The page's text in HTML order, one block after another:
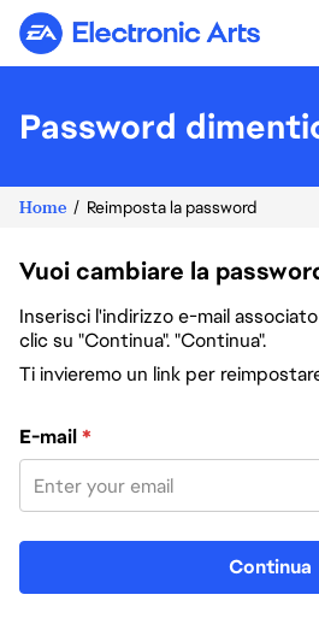
Electronic Arts
Password
Home Reimposta la password
Vuoi cambiare la
Inserisci l'indirizzo e-mail
clic su "Continua". "Continua".
Ti invieremo un link per
Reimposta la password col tuo
E-mail*
Continua